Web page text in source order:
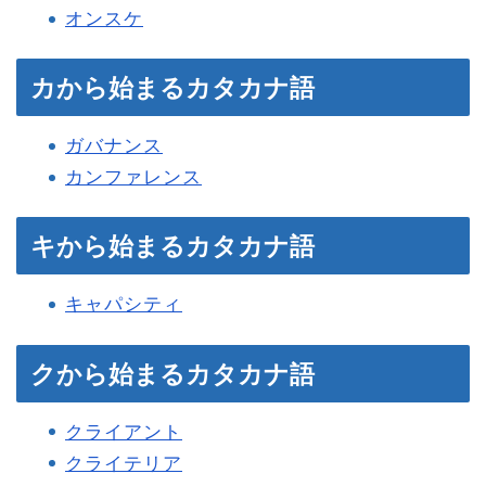
オンスケ
カから始まるカタカナ語
ガバナンス
カンファレンス
キから始まるカタカナ語
キャパシティ
クから始まるカタカナ語
クライアント
クライテリア